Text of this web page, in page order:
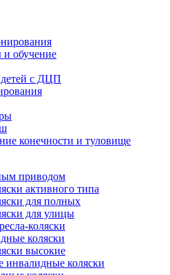
обучение
детей с ДЦП
конечности и туловище
приводом
активного типа
для полных
для улицы
коляски
коляски
высокие
инвалидные коляски